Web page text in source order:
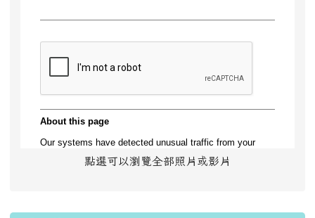
點選可以瀏覽全部照片或影片